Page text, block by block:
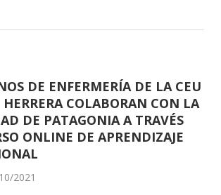
DE ENFERMERÍA DE LA CEU
COLABORAN CON LA
DE PATAGONIA A TRAVÉS
ONLINE DE APRENDIZAJE
2021